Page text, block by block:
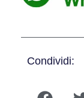
Condividi: